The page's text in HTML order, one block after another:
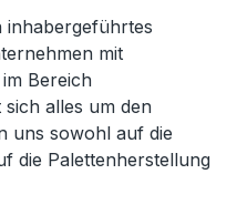
inhabergeführtes
mit
Bereich
alles um den
uns sowohl auf die
die Palettenherstellung